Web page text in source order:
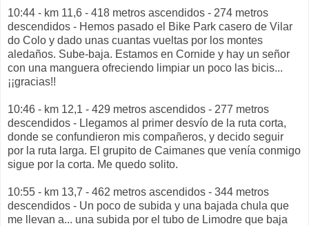
10:44 - km 11,6 - 418 metros ascendidos - 274 metros
descendidos - Hemos pasado el Bike Park casero de Vilar
do Colo y dado unas cuantas vueltas por los montes
aledaños. Sube-baja. Estamos en Cornide y hay un señor
con una manguera ofreciendo limpiar un poco las bicis...
¡¡gracias!!
10:46 - km 12,1 - 429 metros ascendidos - 277 metros
descendidos - Llegamos al primer desvío de la ruta corta,
donde se confundieron mis compañeros, y decido seguir
por la ruta larga. El grupito de Caimanes que venía conmigo
sigue por la corta. Me quedo solito.
10:55 - km 13,7 - 462 metros ascendidos - 344 metros
descendidos - Un poco de subida y una bajada chula que
me llevan a... una subida por el tubo de Limodre que baja